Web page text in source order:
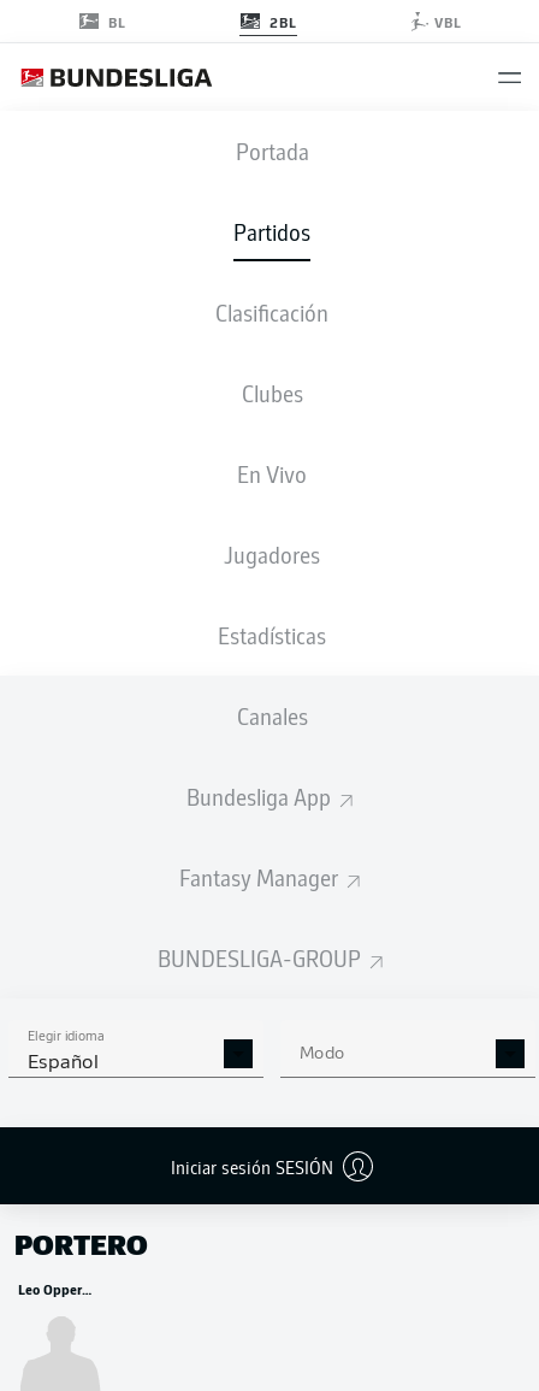
BL 2BL VBL
Portada
Partidos
Clasificación
Clubes
En Vivo
Jugadores
Estadísticas
Canales
Bundesliga App
Fantasy Manager
BUNDESLIGA-GROUP
Elegir idioma
Español Modo
Iniciar sesión SESIÓN
DSC - FCN
1 1
ALINEACIONES ESTADÍSTICAS
Jonas Kersken
Stefano Russo
PORTERO
Leo Oppermann